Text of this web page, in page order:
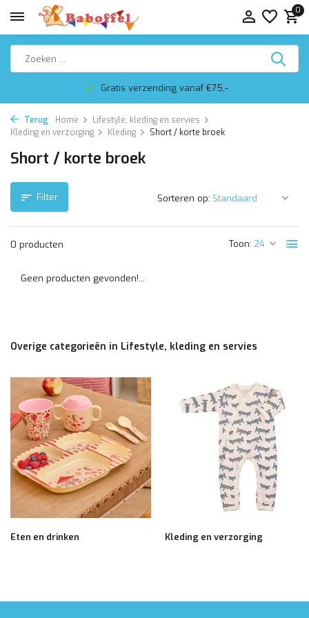
0
Gratis verzending vanaf €75,-
Terug Home
Lifestyle, kleding en servies
Kleding en verzorging
Kleding Short / korte broek
Short / korte broek
Filter
0 producten Toon:
Sorteren op:
Geen producten gevonden!...
Overige categorieën in Lifestyle, kleding en servies
Eten en drinken Kleding en verzorging